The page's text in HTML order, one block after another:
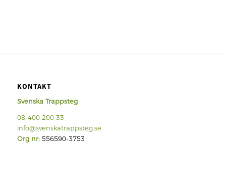
KONTAKT
Svenska Trappsteg
08-400 200 33
info@svenskatrappsteg.se
Org nr:556590-3753